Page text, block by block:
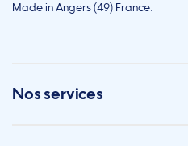
Made in Angers (49) France.
Nos services